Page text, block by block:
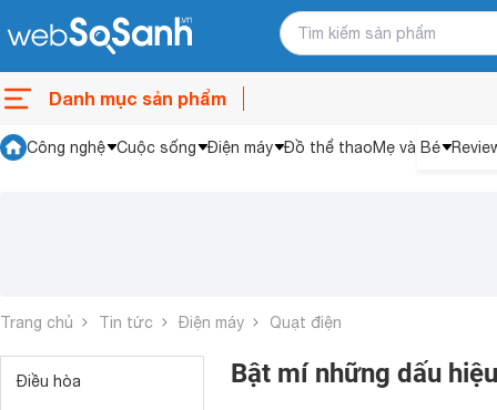
Danh mục sản phẩm
Công nghệ Cuộc sống Điện máy Đồ thể thaoMẹ và Bé
Trang chủ Tin tức Điện máy Quạt điện
Điều hòa Bật mí những dấu